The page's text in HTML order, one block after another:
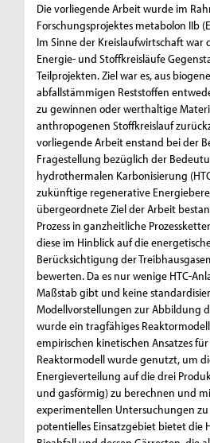
Die vorliegende Arbeit wurde im
Forschungsprojektes metabolon IIb
Im Sinne der Kreislaufwirtschaft war
Energie- und Stoffkreisläufe
Teilprojekten. Ziel war es, aus
abfallstämmigen Reststoffen
zu gewinnen oder werthaltige
anthropogenen Stoffkreislauf
vorliegende Arbeit enstand bei der
Fragestellung bezüglich der
hydrothermalen Karbonisierung
zukünftige regenerative
übergeordnete Ziel der Arbeit
Prozess in ganzheitliche
diese im Hinblick auf die
Berücksichtigung der
bewerten. Da es nur wenige HTC-
Maßstab gibt und keine
Modellvorstellungen zur Abbildung
wurde ein tragfähiges Reaktormodell
empirischen kinetischen Ansatzes
Reaktormodell wurde genutzt, um
Energieverteilung auf die drei
und gasförmig) zu berechnen und
experimentellen Untersuchungen zu
potentielles Einsatzgebiet bietet die